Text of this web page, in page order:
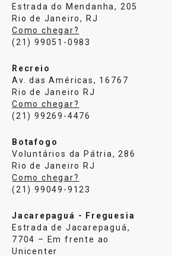
Estrada do Mendanha, 205
Rio de Janeiro, RJ
Como chegar?
(21) 99051-0983
Recreio
Av. das Américas, 16767
Rio de Janeiro RJ
Como chegar?
(21) 99269-4476
Botafogo
Voluntários da Pátria, 286
Rio de Janeiro RJ
Como chegar?
(21) 99049-9123
Jacarepaguá - Freguesia
Estrada de Jacarepaguá,
7704 – Em frente ao
Unicenter